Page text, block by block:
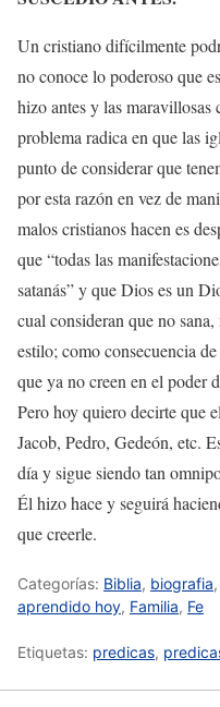
Un cristiano difícilmente
no conoce lo poderoso que
hizo antes y las maravillosas
problema radica en que las
punto de considerar que
por esta razón en vez de
malos cristianos hacen es
que “todas las
satanás” y que Dios es un
cual consideran que no
estilo; como consecuencia
que ya no creen en el poder
Pero hoy quiero decirte que
Jacob, Pedro, Gedeón, etc.
día y sigue siendo tan
Él hizo hace y seguirá
que creerle.
Categorías: Biblia, biografia,
aprendido hoy, Familia, Fe
Etiquetas: predicas,